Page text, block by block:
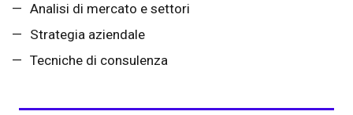
Analisi di mercato e settori
Strategia aziendale
Tecniche di consulenza